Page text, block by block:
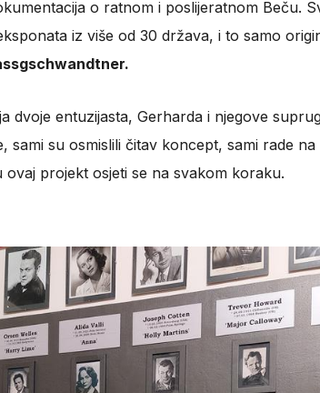
o ratnom i poslijeratnom Beču.
iz više od 30 država, i to samo
dvoje entuzijasta, Gerharda i njegove
sami su osmislili čitav koncept, sami rade
projekt osjeti se na svakom koraku.